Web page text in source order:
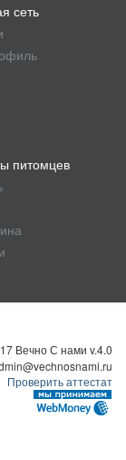
сеть
питомцев
Вечно С нами v.4.0
Проверить аттестат